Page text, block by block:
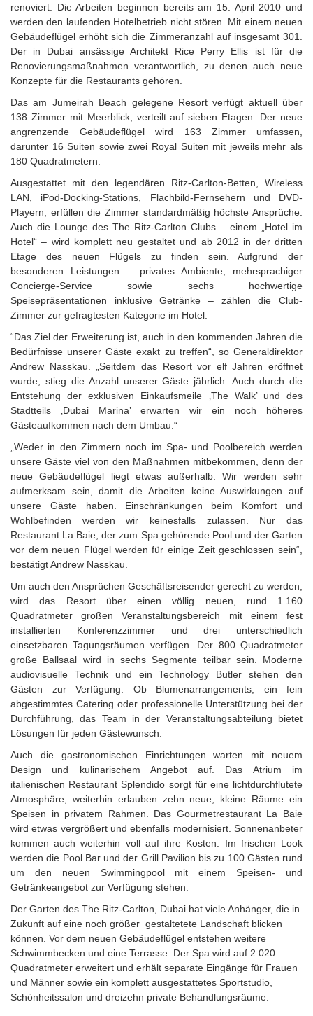
renoviert. Die Arbeiten beginnen bereits am 15. April 2010 und
werden den laufenden Hotelbetrieb nicht stören. Mit einem neuen
Gebäudeflügel erhöht sich die Zimmeranzahl auf insgesamt 301.
Der in Dubai ansässige Architekt Rice Perry Ellis ist für die
Renovierungsmaßnahmen verantwortlich, zu denen auch neue
Konzepte für die Restaurants gehören.
Das am Jumeirah Beach gelegene Resort verfügt aktuell über
138 Zimmer mit Meerblick, verteilt auf sieben Etagen. Der neue
angrenzende Gebäudeflügel wird 163 Zimmer umfassen,
darunter 16 Suiten sowie zwei Royal Suiten mit jeweils mehr als
180 Quadratmetern.
Ausgestattet mit den legendären Ritz-Carlton-Betten, Wireless
LAN, iPod-Docking-Stations, Flachbild-Fernsehern und DVD-
Playern, erfüllen die Zimmer standardmäßig höchste Ansprüche.
Auch die Lounge des The Ritz-Carlton Clubs – einem „Hotel im
Hotel“ – wird komplett neu gestaltet und ab 2012 in der dritten
Etage des neuen Flügels zu finden sein. Aufgrund der
besonderen Leistungen – privates Ambiente, mehrsprachiger
Concierge-Service sowie sechs hochwertige
Speisepräsentationen inklusive Getränke – zählen die Club-
Zimmer zur gefragtesten Kategorie im Hotel.
“Das Ziel der Erweiterung ist, auch in den kommenden Jahren die
Bedürfnisse unserer Gäste exakt zu treffen“, so Generaldirektor
Andrew Nasskau. „Seitdem das Resort vor elf Jahren eröffnet
wurde, stieg die Anzahl unserer Gäste jährlich. Auch durch die
Entstehung der exklusiven Einkaufsmeile ‚The Walk’ und des
Stadtteils ‚Dubai Marina’ erwarten wir ein noch höheres
Gästeaufkommen nach dem Umbau.“
„Weder in den Zimmern noch im Spa- und Poolbereich werden
unsere Gäste viel von den Maßnahmen mitbekommen, denn der
neue Gebäudeflügel liegt etwas außerhalb. Wir werden sehr
aufmerksam sein, damit die Arbeiten keine Auswirkungen auf
unsere Gäste haben. Einschränkungen beim Komfort und
Wohlbefinden werden wir keinesfalls zulassen. Nur das
Restaurant La Baie, der zum Spa gehörende Pool und der Garten
vor dem neuen Flügel werden für einige Zeit geschlossen sein“,
bestätigt Andrew Nasskau.
Um auch den Ansprüchen Geschäftsreisender gerecht zu werden,
wird das Resort über einen völlig neuen, rund 1.160
Quadratmeter großen Veranstaltungsbereich mit einem fest
installierten Konferenzzimmer und drei unterschiedlich
einsetzbaren Tagungsräumen verfügen. Der 800 Quadratmeter
große Ballsaal wird in sechs Segmente teilbar sein. Moderne
audiovisuelle Technik und ein Technology Butler stehen den
Gästen zur Verfügung. Ob Blumenarrangements, ein fein
abgestimmtes Catering oder professionelle Unterstützung bei der
Durchführung, das Team in der Veranstaltungsabteilung bietet
Lösungen für jeden Gästewunsch.
Auch die gastronomischen Einrichtungen warten mit neuem
Design und kulinarischem Angebot auf. Das Atrium im
italienischen Restaurant Splendido sorgt für eine lichtdurchflutete
Atmosphäre; weiterhin erlauben zehn neue, kleine Räume ein
Speisen in privatem Rahmen. Das Gourmetrestaurant La Baie
wird etwas vergrößert und ebenfalls modernisiert. Sonnenanbeter
kommen auch weiterhin voll auf ihre Kosten: Im frischen Look
werden die Pool Bar und der Grill Pavilion bis zu 100 Gästen rund
um den neuen Swimmingpool mit einem Speisen- und
Getränkeangebot zur Verfügung stehen.
Der Garten des The Ritz-Carlton, Dubai hat viele Anhänger, die in
Zukunft auf eine noch größer gestaltetete Landschaft blicken
können. Vor dem neuen Gebäudeflügel entstehen weitere
Schwimmbecken und eine Terrasse. Der Spa wird auf 2.020
Quadratmeter erweitert und erhält separate Eingänge für Frauen
und Männer sowie ein komplett ausgestattetes Sportstudio,
Schönheitssalon und dreizehn private Behandlungsräume.